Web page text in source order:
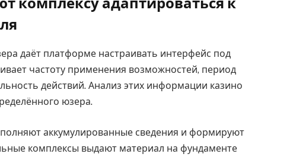
даёт платформе настраивать интерфейс под
частоту применения возможностей, период
действий. Анализ этих информации казино
юзера.
аккумулированные сведения и формируют
комплексы выдают материал на фундаменте